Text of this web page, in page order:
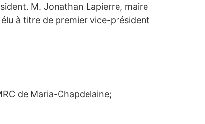
M. Jonathan Lapierre, maire
à titre de premier vice-président
de Maria-Chapdelaine;